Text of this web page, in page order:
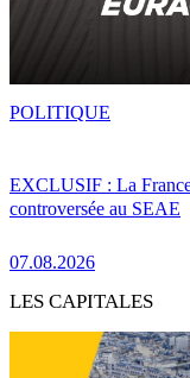
EXCLUSIF : La
controversée au SEAE
07.08.2026
POLITIQUE
LES CAPITALES